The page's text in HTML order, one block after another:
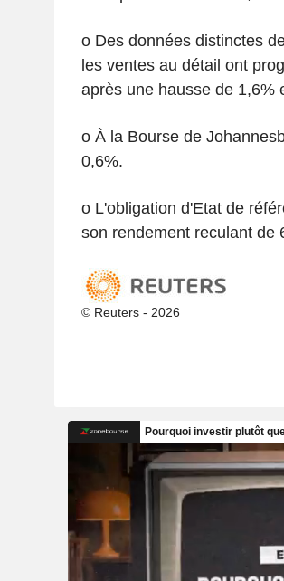
o Des données distinctes
les ventes au détail ont
après une hausse de 1,6%
o À la Bourse de
0,6%.
o L'obligation d'Etat de
son rendement reculant de
© Reuters - 2026